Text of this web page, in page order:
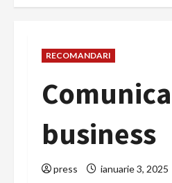
RECOMANDARI
business
press ianuarie 3, 2025